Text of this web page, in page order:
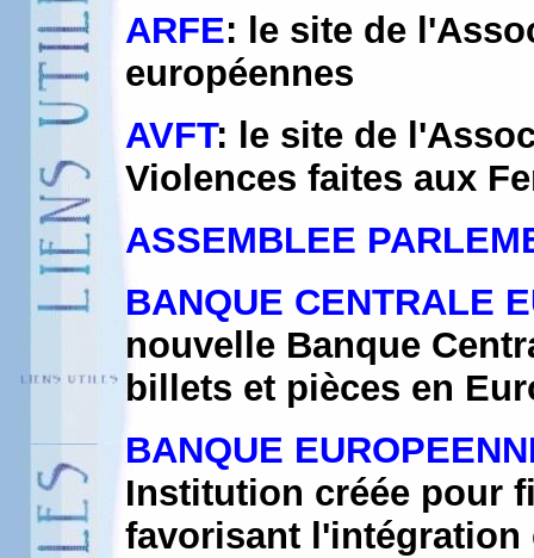
ARFE: le site de
européennes
AVFT: le site de
Violences faites aux
ASSEMBLEE
BANQUE CENTRALE
nouvelle Banque
billets et pièces en
BANQUE
Institution créée pour
favorisant l'intégration